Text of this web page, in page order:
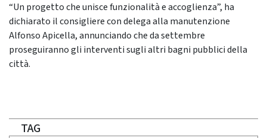
“Un progetto che unisce funzionalità e accoglienza”, ha
dichiarato il consigliere con delega alla manutenzione
Alfonso Apicella, annunciando che da settembre
proseguiranno gli interventi sugli altri bagni pubblici della
città.
TAG